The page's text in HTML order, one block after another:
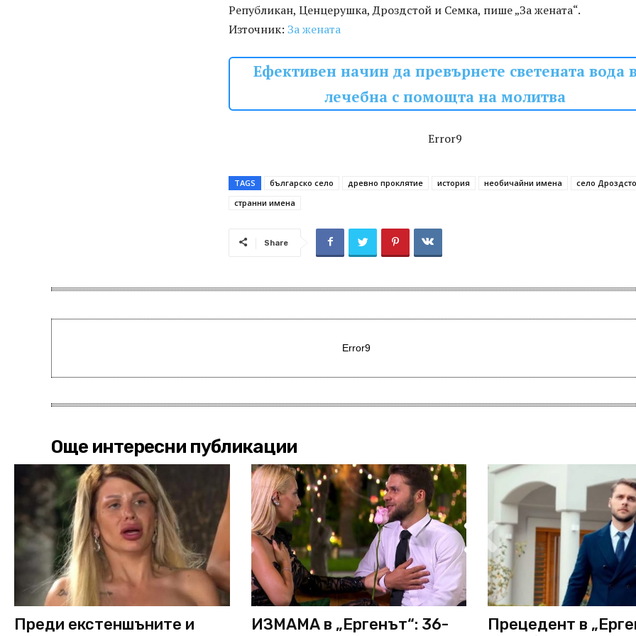
Републикан, Ценцерушка, Дроздстой и Семка, пише „За жената“.
Източник: За жената
Ефективен начин да превърнете светената вода
лечебна с помощта на молитва
Error9
TAGS българско село древно проклятие история необичайни имена
село
странни имена
Share
Error9
Още интересни публикации
Преди екстеншъните и
ИЗМАМА в „Ергенът“: 36-
Прецедент в